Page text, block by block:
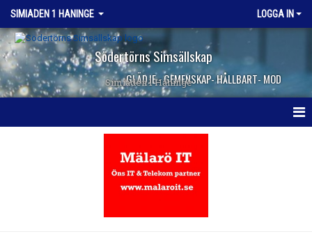
SIMIADEN 1 HANINGE LOGGA IN
Södertörns Simsällskap
GLÄDJE - GEMENSKAP- HÅLLBART- MOD
Simiaden 1 Haninge